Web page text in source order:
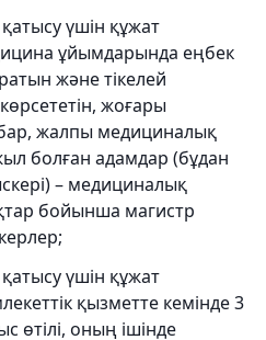
қатысу үшін құжат
ұйымдарында еңбек
және тікелей
жоғары
жалпы медициналық
болған адамдар (бұдан
– медициналық
бойынша магистр
қатысу үшін құжат
қызметте кемінде 3
оның ішінде